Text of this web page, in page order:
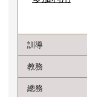
訓導
教務
總務